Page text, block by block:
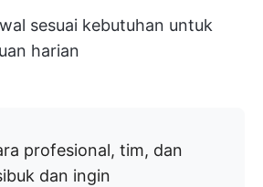
sesuai kebutuhan untuk
harian
profesional, tim, dan
dan ingin